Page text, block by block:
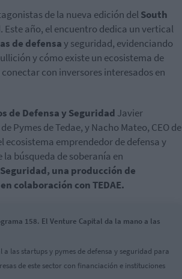
de la nueva edición delSouth
Este año, el encuentro dedica un vertical
de defensay seguridad, evidenciando
y cómo existe un ecosistema de
con inversores interesados en
de Defensa y Seguridad Javier
Pymes de Tedae, y Nacho Mateo, CEO de
ecosistema emprendedor de defensa y
búsqueda de soberanía en
una producción de
colaboración con TEDAE.
158. El Venture Capital da la mano a las
las startups y pymes de defensa y seguridad para
de este sector con financiación e instituciones